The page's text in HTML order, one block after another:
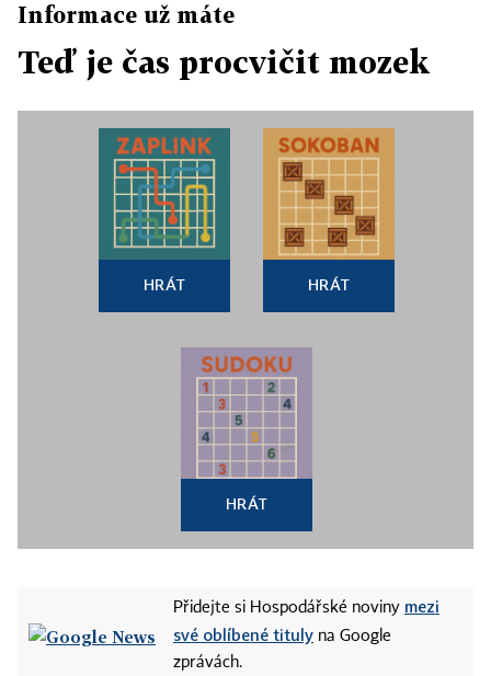
Informace už máte
Teď je čas procvičit mozek
HRÁT HRÁT
HRÁT
Přidejte si Hospodářské noviny mezi
své oblíbené tituly na Google
zprávách.